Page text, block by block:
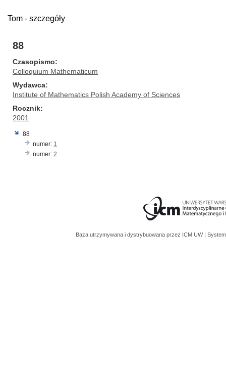
Tom - szczegóły
88
Czasopismo
Colloquium Mathematicum
Wydawca
Institute of Mathematics Polish Academy of Sciences
Rocznik
2001
88
numer: 1
numer: 2
Baza utrzymywana i dystrybuowana przez ICM UW |